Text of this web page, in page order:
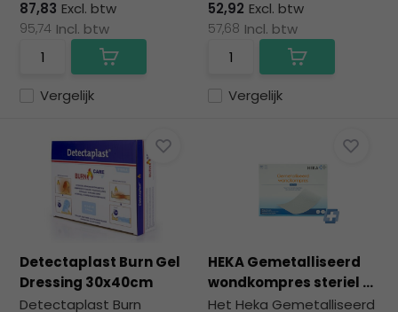
Vergelijk
87,83 Excl. btw
95,74 Incl. btw
Vergelijk
52,92 Excl. btw
57,68 Incl. btw
Detectaplast Burn Gel
Dressing 30x40cm
Detectaplast Burn
HEKA Gemetalliseerd
wondkompres steriel ...
Het Heka Gemetalliseerd